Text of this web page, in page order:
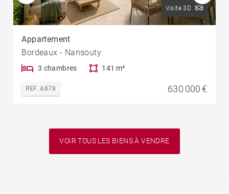
Visite 3D
Appartement
Bordeaux - Nansouty
3 chambres 141 m²
REF. A878 630 000 €
VOIR TOUS LES BIENS À VENDRE